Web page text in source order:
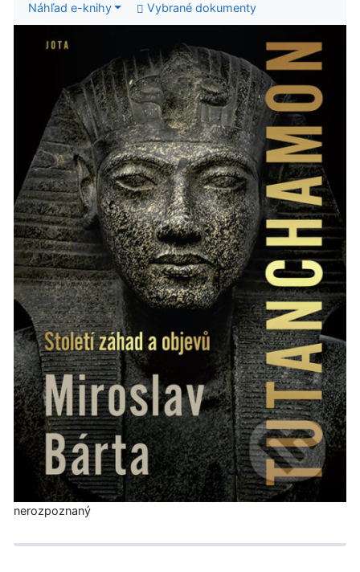
Náhľad e-knihy
Vybrané dokumenty
nerozpoznaný